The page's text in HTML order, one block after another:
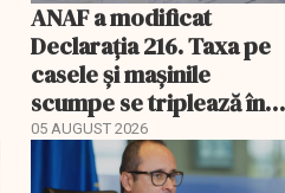
ANAF a modificat
Declarația 216. Taxa pe
casele și mașinile
scumpe se triplează în
2026
05 AUGUST 2026